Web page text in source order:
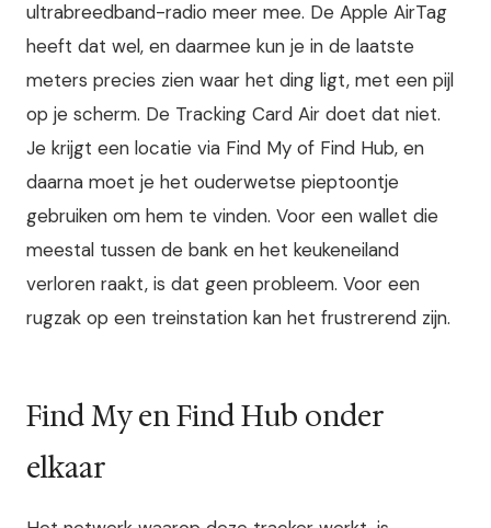
ultrabreedband-radio meer mee. De Apple AirTag
heeft dat wel, en daarmee kun je in de laatste
meters precies zien waar het ding ligt, met een pijl
op je scherm. De Tracking Card Air doet dat niet.
Je krijgt een locatie via Find My of Find Hub, en
daarna moet je het ouderwetse pieptoontje
gebruiken om hem te vinden. Voor een wallet die
meestal tussen de bank en het keukeneiland
verloren raakt, is dat geen probleem. Voor een
rugzak op een treinstation kan het frustrerend zijn.
Find My en Find Hub onder
elkaar